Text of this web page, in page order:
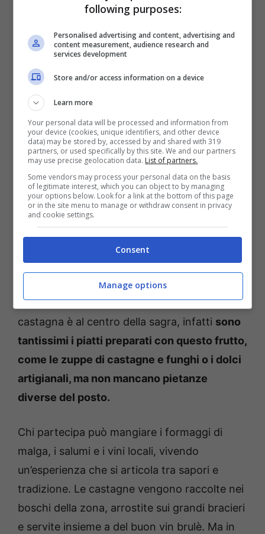
Festa della castagna, dove si svolge e quando inizia: il
programma è ricchissimo – discovermontecucco.it
Questa festa è una delle più attese dell’anno e
si svolge il sabato e la domenica. In questo
periodo il profumo delle caldarroste invade
ogni stradina della zona, ogni casa e vicoletto
nascosto, con le dimore in pietra che creano
uno sfondo bellissimo. Ovviamente la
castagna è al centro della sagra, infatti sono
tantissimi i piatti preparati con questo frutto,
come le zuppe di castagne e funghi o i dolci
artigianali, ma non mancano pietanze
diverse del posto.
Chi partecipa può mangiare i formaggi di
malga, i salumi e i vini locali, vivendo
un’esperienza che si articola tra sapori e
tradizione. Le castagne vengono raccolte nei
boschi della zona, arrostite sui grandi bracieri
e servite insieme a del buon vin brulè. Ma in
following purposes:
Personalised advertising and content, advertising and
content measurement, audience research and
services development
Store and/or access information on a device
Learn more
Your personal data will be processed and information from
your device (cookies, unique identifiers, and other device
data) may be stored by, accessed by and shared with 319
partners, or used specifically by this site. We and our partners
may use precise geolocation data. List of partners.
Some vendors may process your personal data on the basis
of legitimate interest, which you can object to by managing
your options below. Look for a link at the bottom of this page
or in the site menu to manage or withdraw consent in privacy
and cookie settings.
Consent
Manage options